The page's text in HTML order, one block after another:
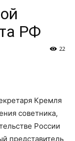
РФ
22
Кремля
советника,
России
представитель